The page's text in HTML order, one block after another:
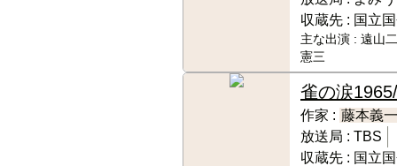
収蔵先 : 国立
主な出演 : 遠山
憲三
雀の涙
作家 : 藤本義一
放送局 : TBS
収蔵先 : 国立